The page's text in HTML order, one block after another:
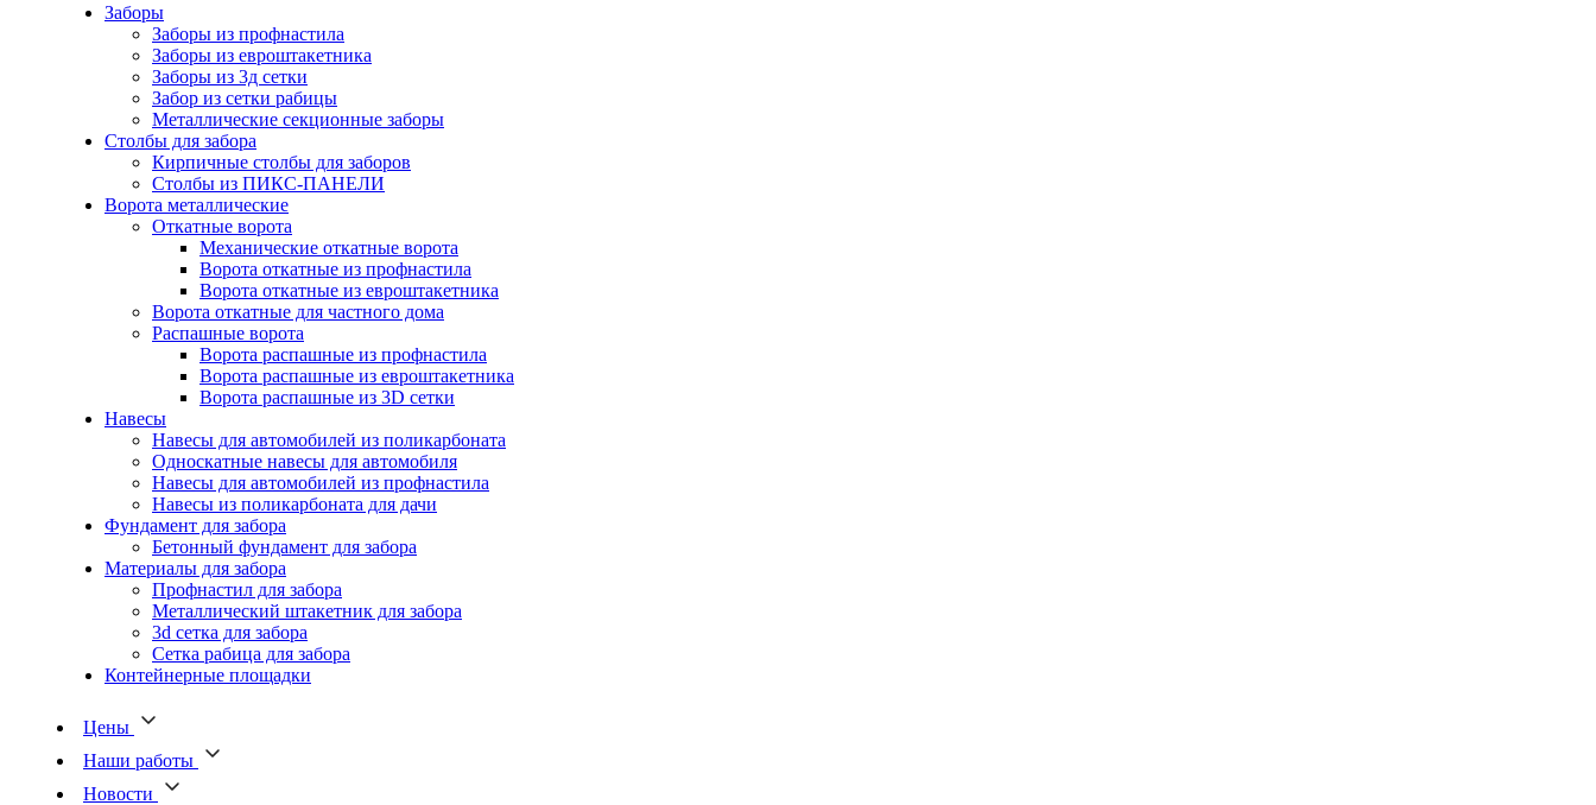
Заборы
Заборы из профнастила
Заборы из евроштакетника
Заборы из 3д сетки
Забор из сетки рабицы
Металлические секционные заборы
Столбы для забора
Кирпичные столбы для заборов
Столбы из ПИКС-ПАНЕЛИ
Ворота металлические
Откатные ворота
Механические откатные ворота
Ворота откатные из профнастила
Ворота откатные из евроштакетника
Ворота откатные для частного дома
Распашные ворота
Ворота распашные из профнастила
Ворота распашные из евроштакетника
Ворота распашные из 3D сетки
Навесы
Навесы для автомобилей из поликарбоната
Односкатные навесы для автомобиля
Навесы для автомобилей из профнастила
Навесы из поликарбоната для дачи
Фундамент для забора
Бетонный фундамент для забора
Материалы для забора
Профнастил для забора
Металлический штакетник для забора
3d сетка для забора
Сетка рабица для забора
Контейнерные площадки
Цены
Наши работы
Новости